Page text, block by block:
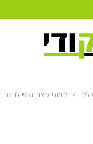
כללי > לימודי עיצוב גרפי לבנות